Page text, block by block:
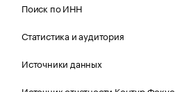
Поиск по ИНН
Статистика и аудитория
Источники данных